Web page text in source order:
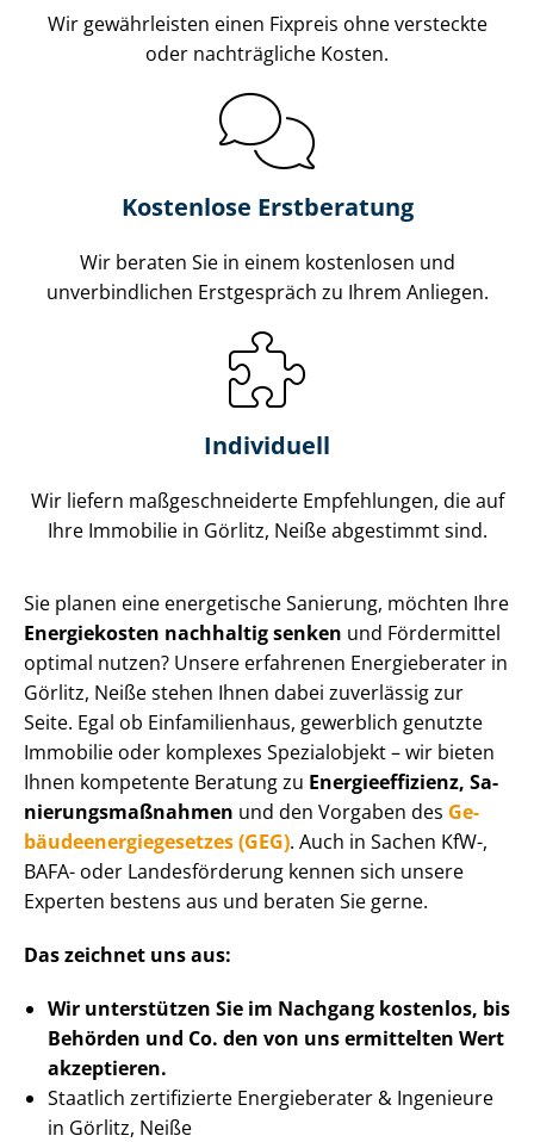
Wir gewährleisten einen Fixpreis ohne versteckte
oder nachträgliche Kosten.
Kostenlose Erstberatung
Wir beraten Sie in einem kostenlosen und
unverbindlichen Erstgespräch zu Ihrem Anliegen.
Individuell
Wir liefern maß­ge­schnei­der­te Empfehlungen, die auf
Ihre Immobilie in Görlitz, Neiße abgestimmt sind.
Sie planen eine energetische Sanierung, möchten Ihre
Energiekosten nachhaltig senken und Fördermittel
optimal nutzen? Unsere erfahrenen Energieberater in
Görlitz, Neiße stehen Ihnen dabei zuverlässig zur
Seite. Egal ob Einfamilienhaus, gewerblich genutzte
Immobilie oder komplexes Spezialobjekt – wir bieten
Ihnen kompetente Beratung zu En­er­gie­ef­fi­zi­enz, Sa­
nie­rungs­maß­nah­men und den Vorgaben des Ge­
bäu­de­en­er­gie­ge­set­zes (GEG). Auch in Sachen KfW-,
BAFA- oder Landesförderung kennen sich unsere
Experten bestens aus und beraten Sie gerne.
Das zeichnet uns aus:
Wir unterstützen Sie im Nachgang kostenlos, bis
Behörden und Co. den von uns ermittelten Wert
akzeptieren.
Staatlich zertifizierte Energieberater & Ingenieure
in Görlitz, Neiße